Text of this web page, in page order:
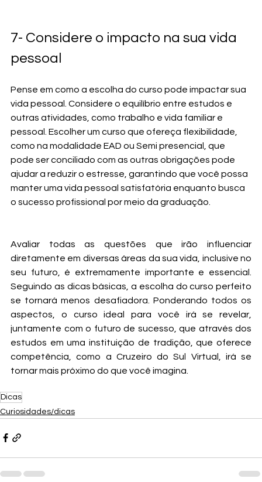
7- Considere o impacto na sua vida
pessoal
Pense em como a escolha do curso pode impactar sua
vida pessoal. Considere o equilíbrio entre estudos e
outras atividades, como trabalho e vida familiar e
pessoal. Escolher um curso que ofereça flexibilidade,
como na modalidade EAD ou Semi presencial, que
pode ser conciliado com as outras obrigações pode
ajudar a reduzir o estresse, garantindo que você possa
manter uma vida pessoal satisfatória enquanto busca
o sucesso profissional por meio da graduação.
Avaliar todas as questões que irão influenciar
diretamente em diversas áreas da sua vida, inclusive no
seu futuro, é extremamente importante e essencial.
Seguindo as dicas básicas, a escolha do curso perfeito
se tornará menos desafiadora. Ponderando todos os
aspectos, o curso ideal para você irá se revelar,
juntamente com o futuro de sucesso, que através dos
estudos em uma instituição de tradição, que oferece
competência, como a Cruzeiro do Sul Virtual, irá se
tornar mais próximo do que você imagina.
Dicas
Curiosidades/dicas